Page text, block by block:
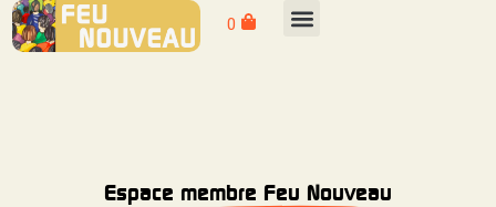
0
Espace membre Feu Nouveau